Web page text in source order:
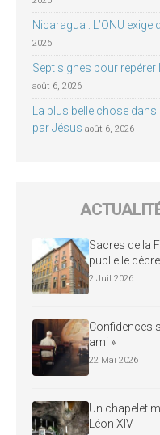
Nicaragua : L’ONU
2026
Sept signes pour
août 6, 2026
La plus belle chose
par Jésus août 6, 2026
Sacres de la
publie le
2 Juil 2026
Confidences
ami »
22 Mai 2026
Un chapelet
Léon XIV